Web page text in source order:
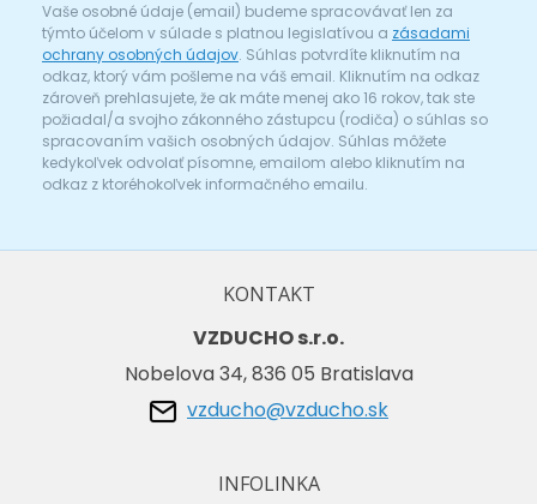
Vaše osobné údaje (email) budeme spracovávať len za
týmto účelom v súlade s platnou legislatívou a zásadami
ochrany osobných údajov. Súhlas potvrdíte kliknutím na
odkaz, ktorý vám pošleme na váš email. Kliknutím na odkaz
zároveň prehlasujete, že ak máte menej ako 16 rokov, tak ste
požiadal/a svojho zákonného zástupcu (rodiča) o súhlas so
spracovaním vašich osobných údajov. Súhlas môžete
kedykoľvek odvolať písomne, emailom alebo kliknutím na
odkaz z ktoréhokoľvek informačného emailu.
KONTAKT
VZDUCHO s.r.o.
Nobelova 34, 836 05 Bratislava
vzducho@vzducho.sk
INFOLINKA